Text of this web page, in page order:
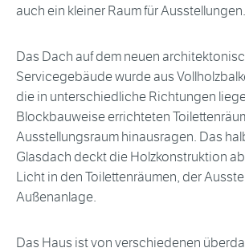
auch ein kleiner Raum für Ausstellungen.
Das Dach auf dem neuen
Servicegebäude wurde aus
die in unterschiedliche Richtungen
Blockbauweise errichteten
Ausstellungsraum hinausragen. Das
Glasdach deckt die Holzkonstruktion
Licht in den Toilettenräumen, der
Außenanlage.
Das Haus ist von verschiedenen